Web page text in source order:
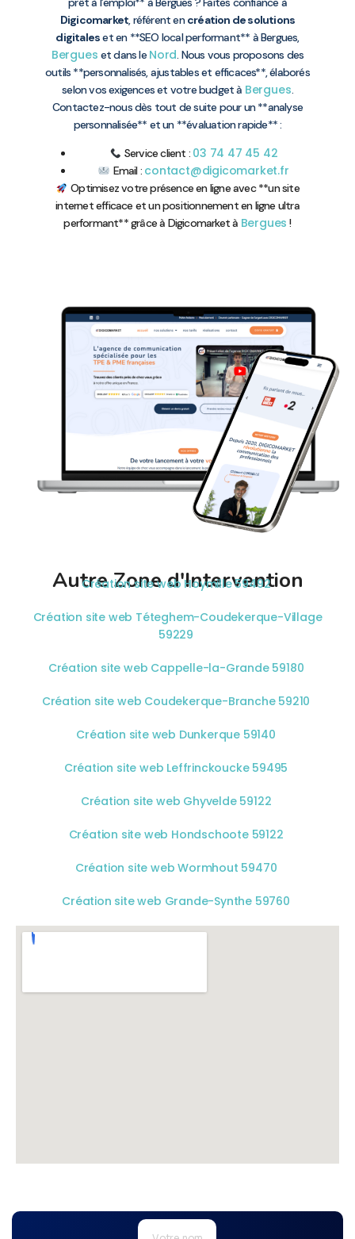
Digicomarket, référent encréation de solutions
digitaleset en **SEO local performant** à Bergues,
Bergues et dans le Nord. Nous vous proposons des
outils **personnalisés, ajustables et efficaces**, élaborés
selon vos exigences et votre budget à Bergues.
Contactez-nous dès tout de suite pour un **analyse
personnalisée** et un **évaluation rapide** :
Service client : 03 74 47 45 42
Email : contact@digicomarket.fr
Optimisez votre présence en ligne avec **un site
internet efficace et un positionnement en ligne ultra
performant** grâce à Digicomarket à Bergues !
Autre Zone d'Intervention
Création site web Hoymille 59492
Création site web Téteghem-Coudekerque-Village
59229
Création site web Cappelle-la-Grande 59180
Création site web Coudekerque-Branche 59210
Création site web Dunkerque 59140
Création site web Leffrinckoucke 59495
Création site web Ghyvelde 59122
Création site web Hondschoote 59122
Création site web Wormhout 59470
Création site web Grande-Synthe 59760